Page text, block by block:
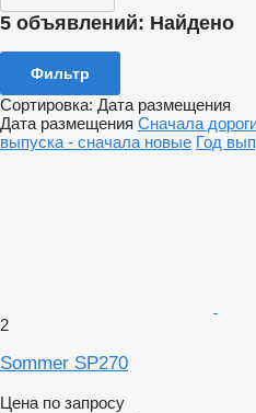
5 объявлений: Найдено
Фильтр
Сортировка: Дата размещения
Дата размещения Сначала
выпуска - сначала новые Год
2
Sommer SP270
Цена по запросу